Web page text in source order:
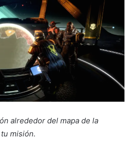
alrededor del mapa de la
misión.